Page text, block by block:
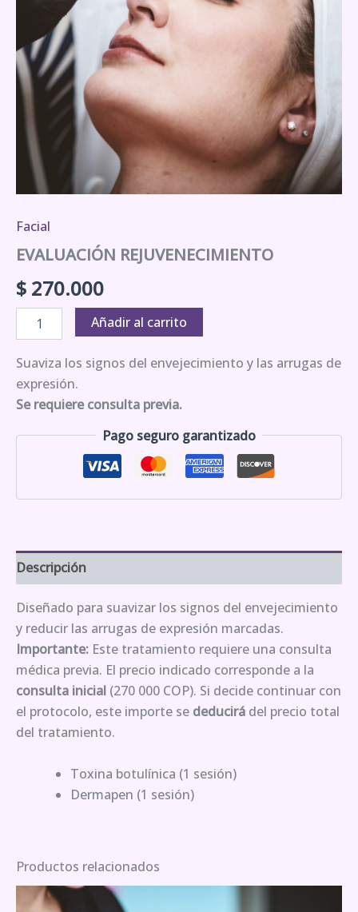
Facial
EVALUACIÓN REJUVENECIMIENTO
$ 270.000
Añadir al carrito
Suaviza los signos del envejecimiento y las arrugas de
expresión.
Se requiere consulta previa.
Pago seguro garantizado
Descripción
Diseñado para suavizar los signos del envejecimiento
y reducir las arrugas de expresión marcadas.
Importante: Este tratamiento requiere una consulta
médica previa. El precio indicado corresponde a la
consulta inicial (270 000 COP). Si decide continuar con
el protocolo, este importe se deducirá del precio total
del tratamiento.
Toxina botulínica (1 sesión)
Dermapen (1 sesión)
Productos relacionados